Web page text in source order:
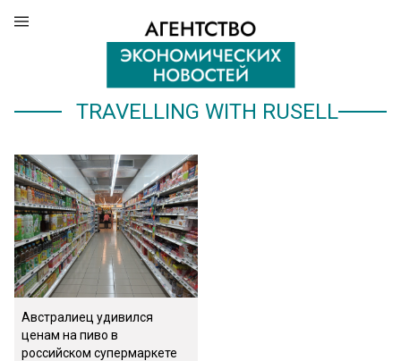
TRAVELLING WITH RUSELL
Австралиец удивился
ценам на пиво в
российском супермаркете